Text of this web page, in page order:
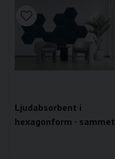
Ljudabsorbent i
hexagonform - sammet